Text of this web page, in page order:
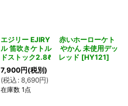
エジリー EJIRY 赤いホーローケト
ル 笛吹きケトル やかん 未使用デッ
ドストック2.8ℓ レッド [HY121]
7,900円(税別)
(税込 : 8,690円)
在庫数 1点